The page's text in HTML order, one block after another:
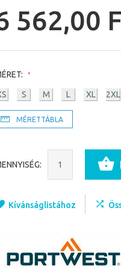
562,00
S M L XL 2XL
MÉRETTÁBLA
Kívánságlistához